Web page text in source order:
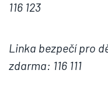
116 123
Linka bezpečí pro
zdarma: 116 111